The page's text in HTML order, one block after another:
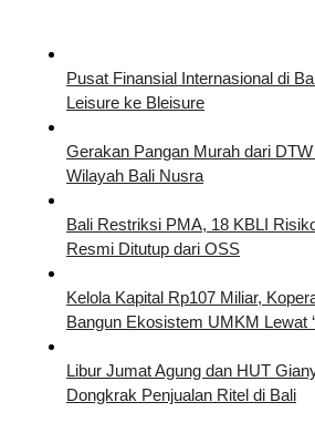
Pusat Finansial Internasional di
Leisure ke Bleisure
Gerakan Pangan Murah dari
Wilayah Bali Nusra
Bali Restriksi PMA, 18 KBLI
Resmi Ditutup dari OSS
Kelola Kapital Rp107 Miliar,
Bangun Ekosistem UMKM Lewat
Libur Jumat Agung dan HUT
Dongkrak Penjualan Ritel di Bali